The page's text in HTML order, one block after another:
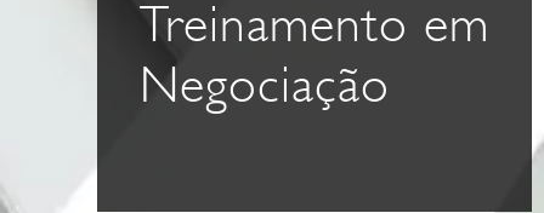
Treinamento em
Negociação